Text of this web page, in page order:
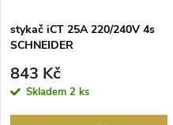
p
r
s
p
r
stykač iCT 25A 220/240V 4s
SCHNEIDER
843 Kč
Skladem 2 ks